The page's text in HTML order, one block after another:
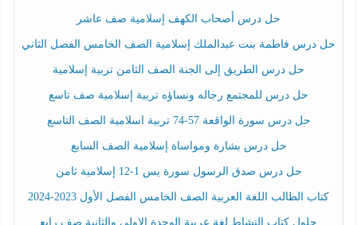
حل درس أصحاب الكهف إسلامية صف عاشر
حل درس فاطمة بنت عبدالملك إسلامية الصف الخامس الفصل الثاني
حل درس الطريق إلى الجنة الصف الثامن تربية إسلامية
حل درس للمجتمع رجاله ونساؤه تربية إسلامية صف تاسع
حل درس سورة الواقعة 57-74 تربية اسلامية الصف التاسع
حل درس بشارة ومواساة إسلامية الصف السابع
حل درس صدق الرسول سورة يس 1-12 إسلامية ثامن
كتاب الطالب اللغة العربية الصف الخامس الفصل الأول 2023-2024
حلول كتاب النشاط لغة عربية الوحدة الاولى والثانية صف رابع